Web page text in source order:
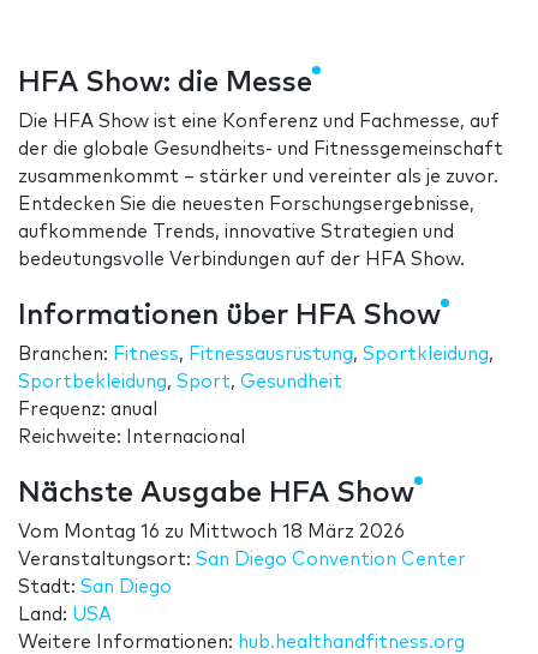
HFA Show: die Messe
Die HFA Show ist eine Konferenz und Fachmesse, auf
der die globale Gesundheits- und Fitnessgemeinschaft
zusammenkommt – stärker und vereinter als je zuvor.
Entdecken Sie die neuesten Forschungsergebnisse,
aufkommende Trends, innovative Strategien und
bedeutungsvolle Verbindungen auf der HFA Show.
Informationen über HFA Show
Branchen: Fitness, Fitnessausrüstung, Sportkleidung,
Sportbekleidung, Sport, Gesundheit
Frequenz: anual
Reichweite: Internacional
Nächste Ausgabe HFA Show
Vom Montag 16 zu Mittwoch 18 März 2026
Veranstaltungsort: San Diego Convention Center
Stadt: San Diego
Land: USA
Weitere Informationen: hub.healthandfitness.org